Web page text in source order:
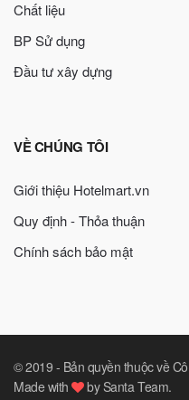
Chất liệu
BP Sử dụng
Đầu tư xây dựng
VỀ CHÚNG TÔI
Giới thiệu Hotelmart.vn
Quy định - Thỏa thuận
Chính sách bảo mật
© 2019 - Bản quyền thuộc về
Made with
by Santa Team.